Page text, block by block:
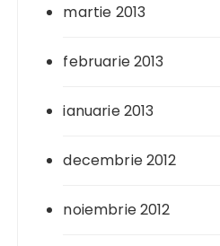
martie 2013
februarie 2013
ianuarie 2013
decembrie 2012
noiembrie 2012